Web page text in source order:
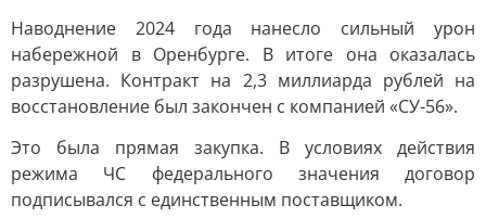
Наводнение 2024 года нанесло сильный урон
набережной в Оренбурге. В итоге она оказалась
разрушена. Контракт на 2,3 миллиарда рублей на
восстановление был закончен с компанией «СУ-56».
Это была прямая закупка. В условиях действия
режима ЧС федерального значения договор
подписывался с единственным поставщиком.